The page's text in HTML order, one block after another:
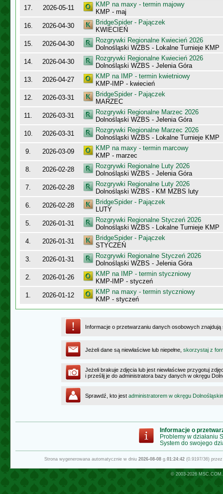
17.
2026-05-11
KMP na maxy - termin majowy
KMP - maj
16.
2026-04-30
BridgeSpider - Pajączek
KWIECIEŃ
15.
2026-04-30
Rozgrywki Regionalne Kwiecień 2026
Dolnośląski WZBS - Lokalne Turnieje KMP
14.
2026-04-30
Rozgrywki Regionalne Kwiecień 2026
Dolnośląski WZBS - Jelenia Góra
13.
2026-04-27
KMP na IMP - termin kwietniowy
KMP-IMP - kwiecień
12.
2026-03-31
BridgeSpider - Pajączek
MARZEC
11.
2026-03-31
Rozgrywki Regionalne Marzec 2026
Dolnośląski WZBS - Jelenia Góra
10.
2026-03-31
Rozgrywki Regionalne Marzec 2026
Dolnośląski WZBS - Lokalne Turnieje KMP
9.
2026-03-09
KMP na maxy - termin marcowy
KMP - marzec
8.
2026-02-28
Rozgrywki Regionalne Luty 2026
Dolnośląski WZBS - Jelenia Góra
7.
2026-02-28
Rozgrywki Regionalne Luty 2026
Dolnośląski WZBS - KM MZBS luty
6.
2026-02-28
BridgeSpider - Pajączek
LUTY
5.
2026-01-31
Rozgrywki Regionalne Styczeń 2026
Dolnośląski WZBS - Lokalne Turnieje KMP
4.
2026-01-31
BridgeSpider - Pajączek
STYCZEŃ
3.
2026-01-31
Rozgrywki Regionalne Styczeń 2026
Dolnośląski WZBS - Jelenia Góra
2.
2026-01-26
KMP na IMP - termin styczniowy
KMP-IMP - styczeń
1.
2026-01-12
KMP na maxy - termin styczniowy
KMP - styczeń
Informacje o przetwarzaniu danych osobowych
Jeżeli dane są niewłaściwe lub niepełne, skorzystaj z
Jeżeli brakuje zdjęcia lub jest niewłaściwe przygotuj
i prześlij je do administratora bazy danych w okręgu
Sprawdź, kto jest administratorem w okręgu
Informacje o
Problemy w działaniu
System do swojego
Strona wygenerowana automatycznie w dniu 2026-08-08g.01:24:42(0.9197/36)
© 2003-2026